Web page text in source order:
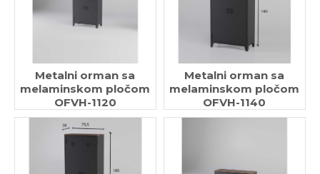
Metalni orman sa
melaminskom pločom
OFVH-1120
Metalni orman sa
melaminskom pločom
OFVH-1140